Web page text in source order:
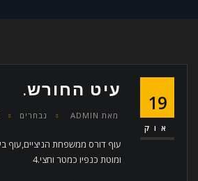
19
אוק
עיט החורש.
מאת ADMIN נבחרים
ומוטת כנפיו כמטר וחצי.4